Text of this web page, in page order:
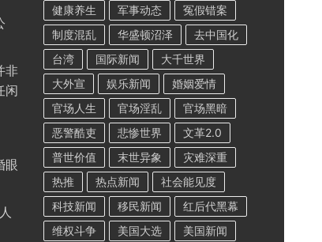
非
闲
眼
健康养生
军事动态
冤假错案
制度混乱
华盛顿沼泽
去中国化
台湾
国际新闻
大千世界
大外宣
娱乐新闻
婚姻爱情
官场人生
官场淫乱
官场黑暗
恶警酷吏
悲惨世界
文革2.0
普世价值
末世异象
灾难深重
热推
热点新闻
社会能见度
科技新闻
移民新闻
红后代黑幕
维权斗争
美国大选
美国新闻